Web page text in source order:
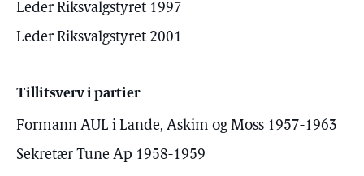
Leder Riksvalgstyret 1997
Leder Riksvalgstyret 2001
Tillitsverv i partier
Formann AUL i Lande, Askim og Moss 1957-1963
Sekretær Tune Ap 1958-1959